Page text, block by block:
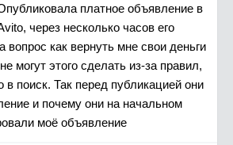
платное объявление в
через несколько часов его
вопрос как вернуть мне свои деньги
могут этого сделать из-за правил,
в поиск. Так перед публикацией они
и почему они на начальном
моё объявление